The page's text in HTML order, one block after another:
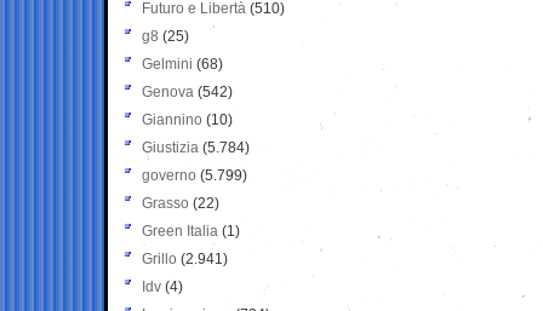
Futuro e Libertà (510)
g8 (25)
Gelmini (68)
Genova (542)
Giannino (10)
Giustizia (5.784)
governo (5.799)
Grasso (22)
Green Italia (1)
Grillo (2.941)
Idv (4)